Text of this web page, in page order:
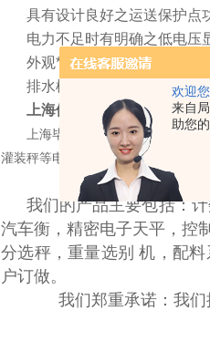
欢迎您
来自
助您
具有设计良好之运送保护点
电力不足时有明确之低电压
外观*的防幛垫片设计，更延
排水槽设计，可防泼水。
上海供应英展计数ALH-
上海毕胜实业有限公司地处于
灌装秤等电子衡器及称重系统的生产
我们的产品主要包括：
汽车衡，精密电子天平，控
分选秤，重量选别 机，配
户订做。
我们郑重承诺：我们